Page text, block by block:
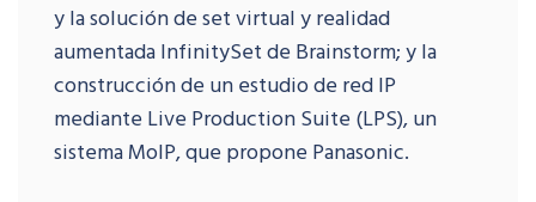
y la solución de set virtual y realidad
aumentada InfinitySet de Brainstorm; y la
construcción de un estudio de red IP
mediante Live Production Suite (LPS), un
sistema MoIP, que propone Panasonic.